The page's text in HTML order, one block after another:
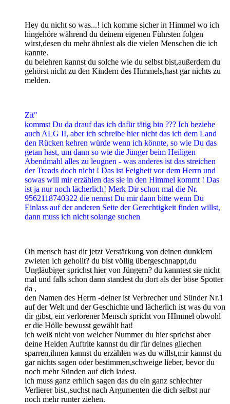
Hey du nicht so was...! ich komme sicher in Himmel wo ich
hingehöre während du deinem eigenen Führsten folgen
wirst,desen du mehr ähnlest als die vielen Menschen die ich
kannte.
du belehren kannst du solche wie du selbst bist,außerdem du
gehörst nicht zu den Kindern des Himmels,hast gar nichts zu
melden.
Zit"
kommst Du da drauf das ich dafür tätig bin ??? Ich beziehe
auch ALG II, aber ich schreibe hier nicht das ich dem Land
den Rücken kehren würde wenn ich könnte, so wie Du das
getan hast, um dann so wie die Jünger beim Heiligen
Abendmahl alles zu leugnen - was anderes ist das streichen
der Treads doch nicht ! Das ist Feigheit vor dem Herrn und
sowas will mir erzählen das sie in den Himmel kommt ! Das
ist ja nur noch lächerlich! Merk Dir schon mal die Nr.
9562118740322 die nennst Du mir dann bitte wenn Du
Einlass auf der anderen Seite der Gerechtigkeit finden willst,
dann muss ich nicht solange suchen
Oh mensch hast dir jetzt Verstärkung von deinen dunklem
zwieten ich gehollt? du bist völlig übergeschnappt,du
Ungläubiger sprichst hier von Jüngern? du kanntest sie nicht
mal und falls schon dann standest du dort als der böse Spotter
da ,
den Namen des Herrn -deiner ist Verbrecher und Sünder Nr.1
auf der Welt und der Geschichte und lächerlich ist was du von
dir gibst, ein verlorener Mensch spricht von HImmel obwohl
er die Hölle bewusst gewählt hat!
ich weiß nicht von welcher Nummer du hier sprichst aber
deine Heiden Auftrite kannst du dir für deines gliechen
sparren,ihnen kannst du erzählen was du willst,mir kannst du
gar nichts sagen oder bestimmen,schweige lieber, bevor du
noch mehr Sünden auf dich ladest.
ich muss ganz erhlich sagen das du ein ganz schlechter
Verlierer bist.,suchst nach Argumenten die dich selbst nur
noch mehr runter ziehen.